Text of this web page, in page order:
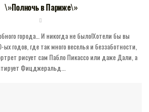
\»Полночь в Париже\»
города… И никогда не было!Хотели бы вы
годов, где так много веселья и беззаботности,
рисует сам Пабло Пикассо или даже Дали, а
Фицджеральд...